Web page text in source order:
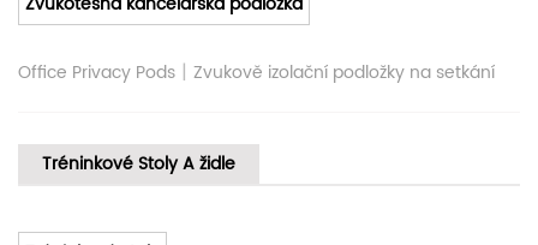
Office Privacy Pods | Zvukově izolační podložky na setkání
Tréninkové Stoly A židle